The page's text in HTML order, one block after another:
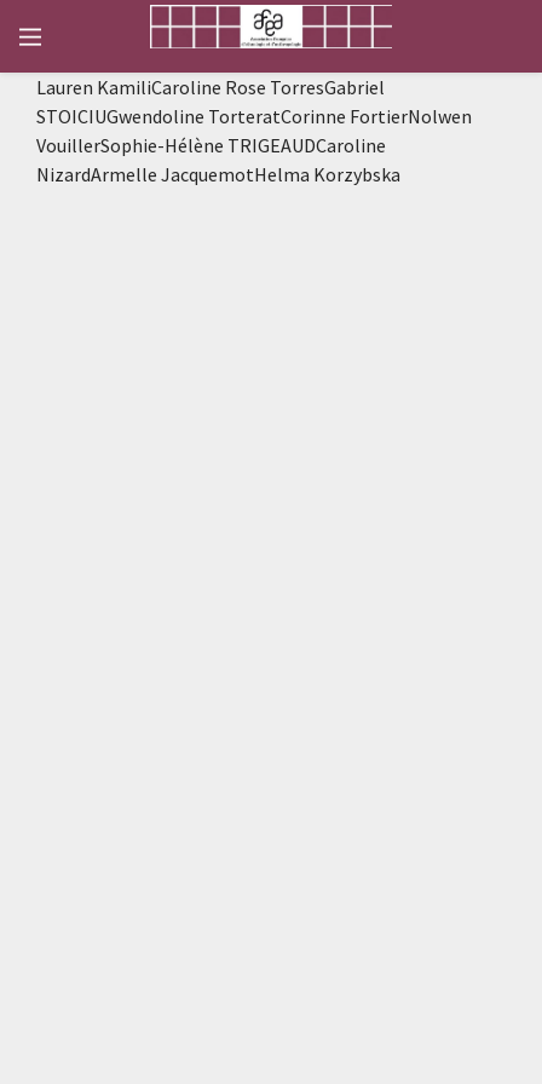
Lauren KamiliCaroline Rose TorresGabriel
STOICIUGwendoline TorteratCorinne FortierNolwen
VouillerSophie-Hélène TRIGEAUDCaroline
NizardArmelle JacquemotHelma Korzybska